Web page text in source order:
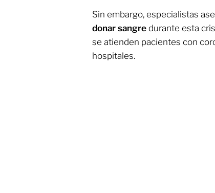
Sin embargo, especialistas
donar sangre durante esta
se atienden pacientes con
hospitales.